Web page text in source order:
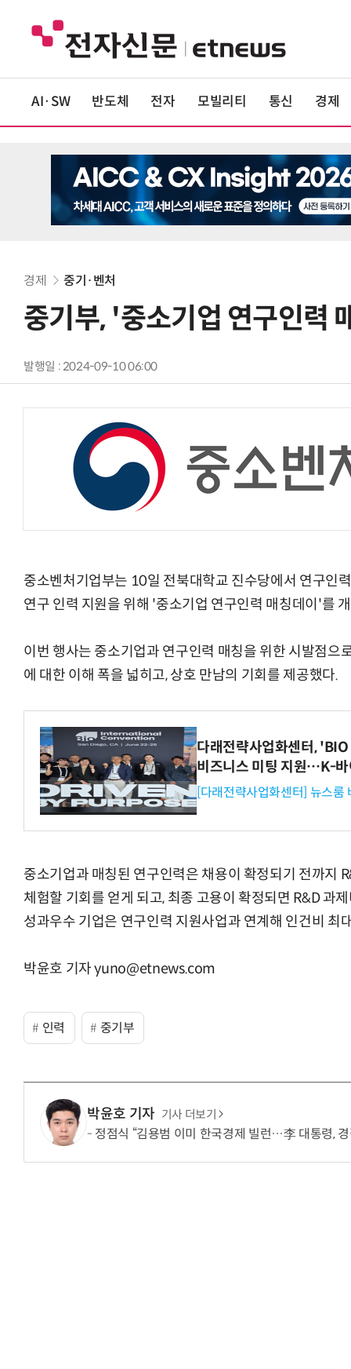
AI·SW 반도체 전자 모빌리티 통신 경제
경제 중기·벤처
중기부, '중소기업 연구인력
발행일 : 2024-09-10 06:00
중소벤처기업부는 10일 전북대학교 진수당에서 연구인
연구 인력 지원을 위해 '중소기업 연구인력 매칭데이'를
이번 행사는 중소기업과 연구인력 매칭을 위한 시발점으
에 대한 이해 폭을 넓히고, 상호 만남의 기회를 제공했다.
다래전략사업화센터,
비즈니스 미팅 지원…K-바
[다래전략사업화센터] 뉴스룸
중소기업과 매칭된 연구인력은 채용이 확정되기 전까지
체험할 기회를 얻게 되고, 최종 고용이 확정되면 R&D 과
성과우수 기업은 연구인력 지원사업과 연계해 인건비 최
박윤호 기자 yuno@etnews.com
인력 중기부
박윤호 기자 기사 더보기
정점식 “김용범 이미 한국경제 빌런…李 대통령,
AI Native Enterprise를 지원하는 AI Ready Data